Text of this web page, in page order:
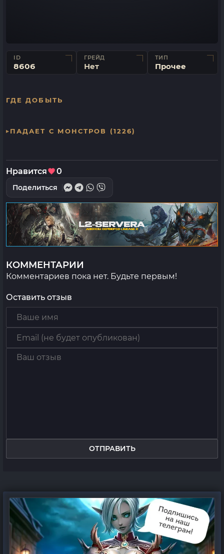
ID
8606
ГРЕЙД
Нет
ТИП
Прочее
ГДЕ ДОБЫТЬ
ПАДАЕТ С МОНСТРОВ (1226)
Нравится 0
Поделиться
КОММЕНТАРИИ
Комментариев пока нет. Будьте первым!
Оставить отзыв
ОТПРАВИТЬ